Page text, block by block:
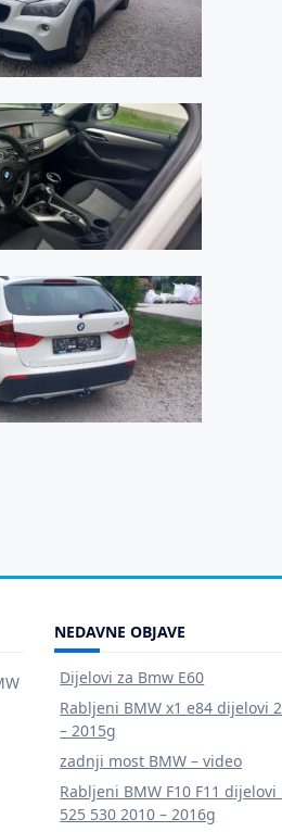
NEDAVNE OBJAVE
Dijelovi za Bmw E60
Rabljeni BMW x1 e84 dijelovi
– 2015g
zadnji most BMW – video
Rabljeni BMW F10 F11 dijelovi
525 530 2010 – 2016g